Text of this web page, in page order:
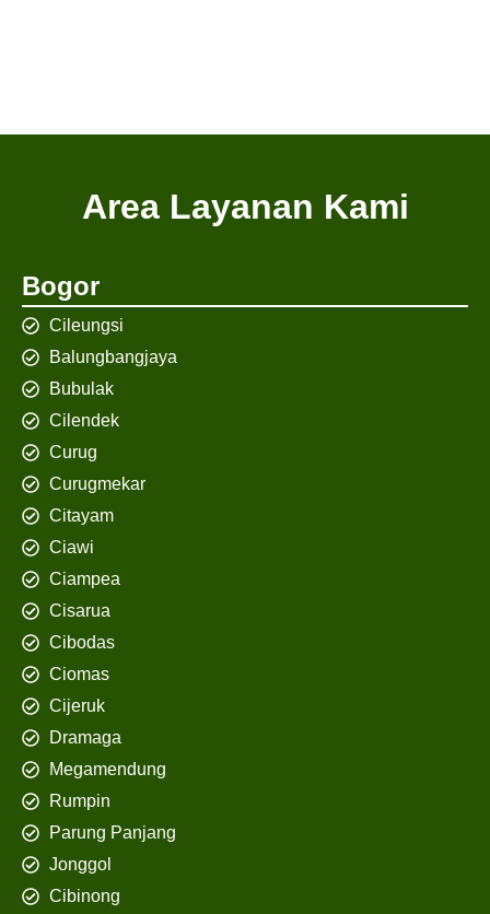
Area Layanan Kami
Bogor
Cileungsi
Balungbangjaya
Bubulak
Cilendek
Curug
Curugmekar
Citayam
Ciawi
Ciampea
Cisarua
Cibodas
Ciomas
Cijeruk
Dramaga
Megamendung
Rumpin
Parung Panjang
Jonggol
Cibinong